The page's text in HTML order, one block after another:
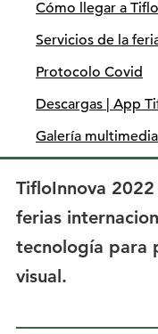
Cómo llegar a
Servicios de la
Protocolo Covid
Descargas | App
Galería multimedia
TifloInnova
ferias
tecnología para
visual.